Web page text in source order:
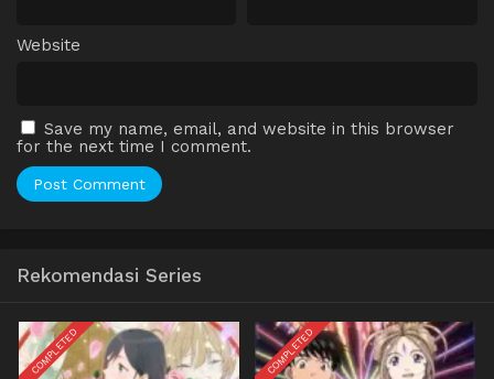
Website
Save my name, email, and website in this browser
for the next time I comment.
Rekomendasi Series
COMPLETED COMPLETED